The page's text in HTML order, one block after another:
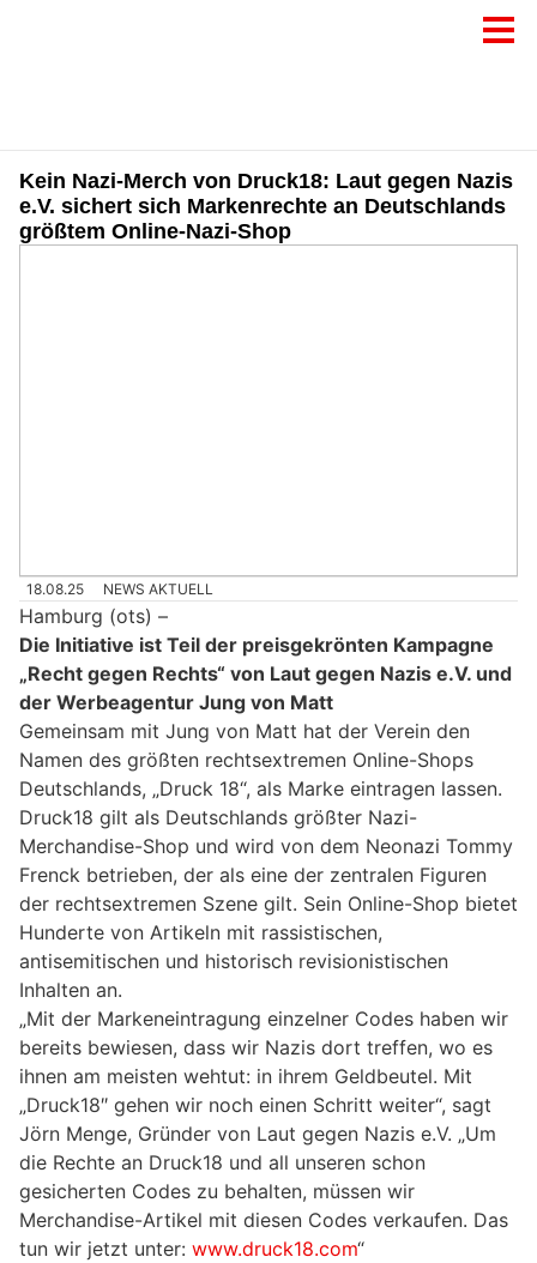
Kein Nazi-Merch von Druck18: Laut gegen Nazis
e.V. sichert sich Markenrechte an Deutschlands
größtem Online-Nazi-Shop
18.08.25 NEWS AKTUELL
Hamburg (ots) –
Die Initiative ist Teil der preisgekrönten Kampagne
„Recht gegen Rechts“ von Laut gegen Nazis e.V. und
der Werbeagentur Jung von Matt
Gemeinsam mit Jung von Matt hat der Verein den
Namen des größten rechtsextremen Online-Shops
Deutschlands, „Druck 18“, als Marke eintragen lassen.
Druck18 gilt als Deutschlands größter Nazi-
Merchandise-Shop und wird von dem Neonazi Tommy
Frenck betrieben, der als eine der zentralen Figuren
der rechtsextremen Szene gilt. Sein Online-Shop bietet
Hunderte von Artikeln mit rassistischen,
antisemitischen und historisch revisionistischen
Inhalten an.
„Mit der Markeneintragung einzelner Codes haben wir
bereits bewiesen, dass wir Nazis dort treffen, wo es
ihnen am meisten wehtut: in ihrem Geldbeutel. Mit
„Druck18″ gehen wir noch einen Schritt weiter“, sagt
Jörn Menge, Gründer von Laut gegen Nazis e.V. „Um
die Rechte an Druck18 und all unseren schon
gesicherten Codes zu behalten, müssen wir
Merchandise-Artikel mit diesen Codes verkaufen. Das
tun wir jetzt unter: www.druck18.com“